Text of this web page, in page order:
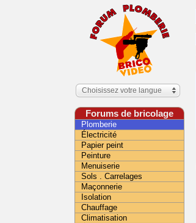
Choisissez votre langue
Forums de bricolage
Plomberie
Électricité
Papier peint
Peinture
Menuiserie
Sols . Carrelages
Maçonnerie
Isolation
Chauffage
Climatisation